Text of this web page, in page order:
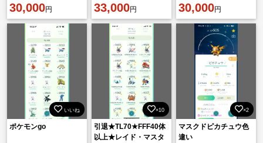
30,000円
ウツー！
33,000円 30,000円
いいね
ポケモンgo
×10
引退★TL70★FFF40体
以上★レイド・マスタ
×2
マスクドピカチュウ色
違い